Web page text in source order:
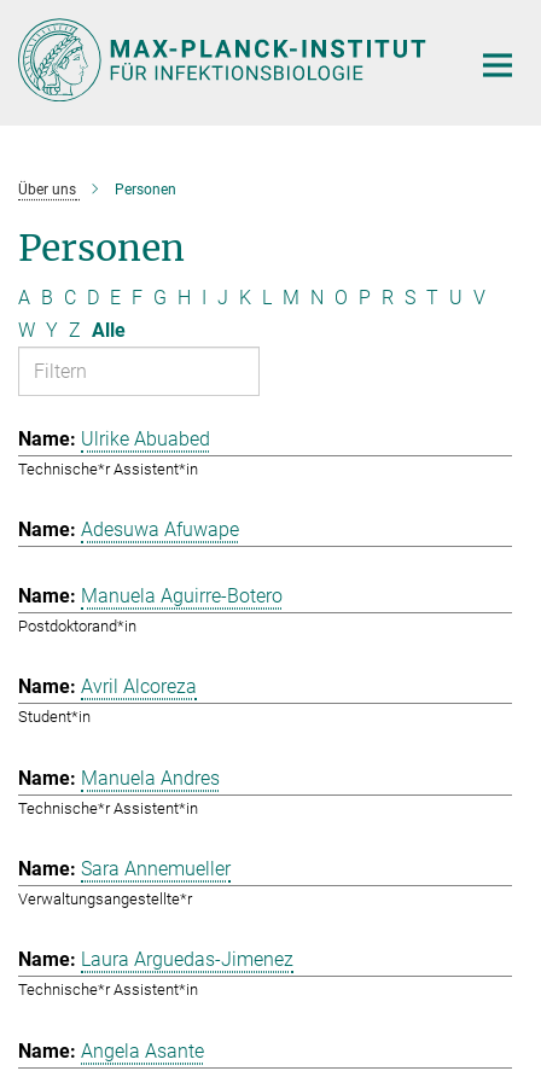
Hauptinhalt
Über uns Personen
Personen
A B C D E F G H I J K L M N O P R S T U V
W Y Z Alle
Ulrike Abuabed
Technische*r Assistent*in
Adesuwa Afuwape
Manuela Aguirre-Botero
Postdoktorand*in
Avril Alcoreza
Student*in
Manuela Andres
Technische*r Assistent*in
Sara Annemueller
Verwaltungsangestellte*r
Laura Arguedas-Jimenez
Technische*r Assistent*in
Angela Asante